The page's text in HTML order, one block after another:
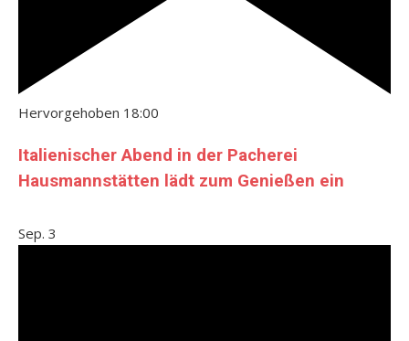
Hervorgehoben 18:00
Italienischer Abend in der Pacherei
Hausmannstätten lädt zum Genießen ein
Sep. 3